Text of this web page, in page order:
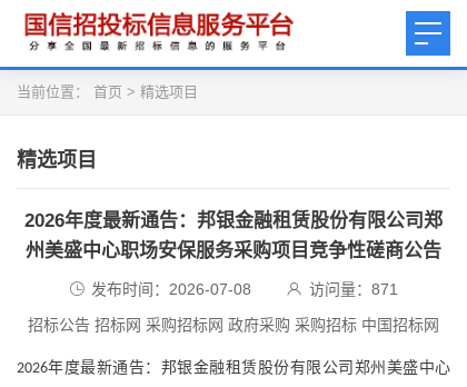
当前位置： 首页 > 精选项目
精选项目
2026年度最新通告：邦银金融租赁股份有限公司郑
州美盛中心职场安保服务采购项目竞争性磋商公告
发布时间：2026-07-08 访问量： 871
招标公告 招标网 采购招标网 政府采购 采购招标 中国招标网
2026年度最新通告：邦银金融租赁股份有限公司郑州美盛中心